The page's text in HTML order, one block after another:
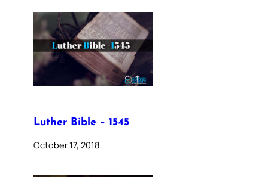
Luther Bible – 1545
October 17, 2018